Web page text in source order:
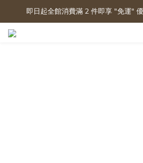
即日起全館消費滿 2 件即享 "免運"